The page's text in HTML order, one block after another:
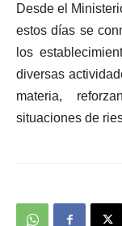
Desde el
estos días se
los
diversas
materia,
situaciones de